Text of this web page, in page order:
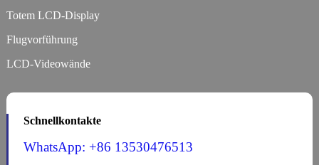
Totem LCD-Display
Flugvorführung
LCD-Videowände
Schnellkontakte
WhatsApp: +86 13530476513